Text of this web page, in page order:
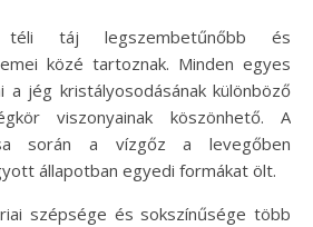
táj legszembetűnőbb és
közé tartoznak. Minden egyes
a jég kristályosodásának különböző
viszonyainak köszönhető. A
során a vízgőz a levegőben
állapotban egyedi formákat ölt.
szépsége és sokszínűsége több